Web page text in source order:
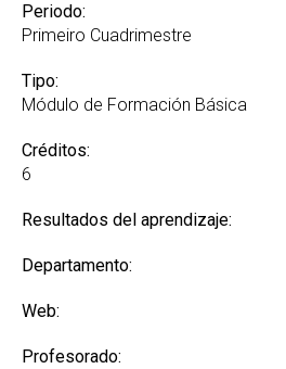
Periodo:
Primeiro Cuadrimestre
Tipo:
Módulo de Formación Básica
Créditos:
6
Resultados del aprendizaje:
Departamento:
Web:
Profesorado: